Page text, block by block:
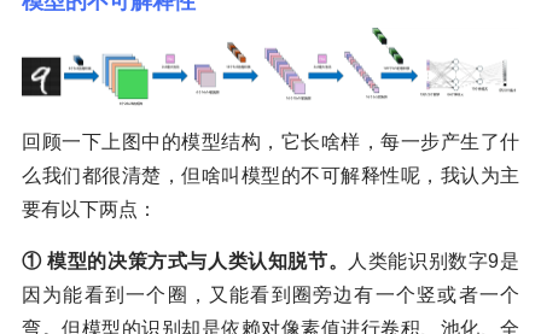
回顾一下上图中的模型结构，它长啥样，每一步产生了什
么我们都很清楚，但啥叫模型的不可解释性呢，我认为主
要有以下两点：
① 模型的决策方式与人类认知脱节。
人类能识别数字9是
因为能看到一个圈，又能看到圈旁边有一个竖或者一个
弯。但模型的识别却是依赖对像素值进行卷积、池化、全